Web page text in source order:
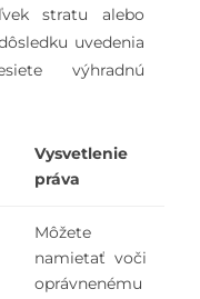
stratu alebo
uvedenia
výhradnú
Vysvetlenie
práva
Môžete
namietať voči
oprávnenému